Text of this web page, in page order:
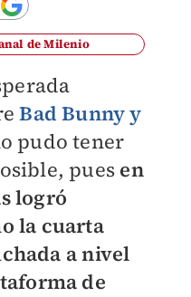
de Milenio
Bad Bunny y
pudo tener
pues en
logró
la cuarta
a nivel
de